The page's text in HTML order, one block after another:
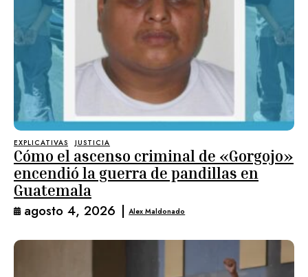
EXPLICATIVAS JUSTICIA
Cómo el ascenso criminal de «Gorgojo»
encendió la guerra de pandillas en
Guatemala
agosto 4, 2026 | Alex Maldonado